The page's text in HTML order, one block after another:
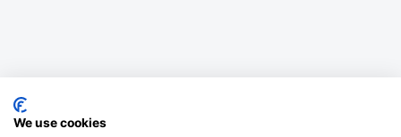
We use cookies